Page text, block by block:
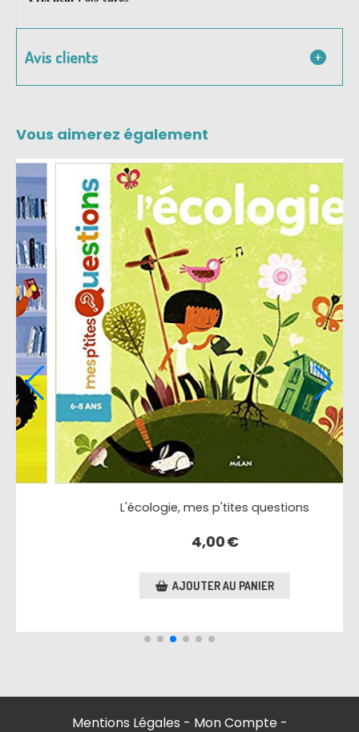
Avis clients
Vous aimerez également
Mes p'tites questions, les Egyptiens
4,50€
AJOUTER AU PANIER
Mentions Légales Mon Compte